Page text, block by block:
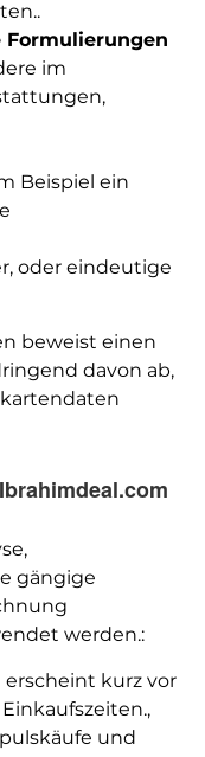
im
Beispiel ein
oder eindeutige
beweist einen
davon ab,
gängige
werden.:
kurz vor
und